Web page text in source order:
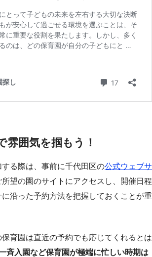
雰囲気を掴もう！
る際は、事前に千代田区の公式ウェブサ
所望の園のサイトにアクセスし、開催日程
沿った予約方法を把握しておくことが重
育園は直近の予約でも応じてくれるとは
斉入園など保育園が極端に忙しい時期は